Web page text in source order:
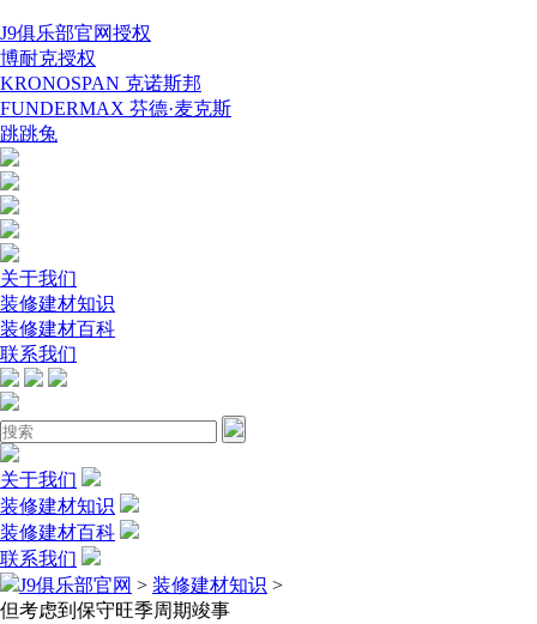
J9俱乐部官网授权
博耐克授权
KRONOSPAN 克诺斯邦
FUNDERMAX 芬德·麦克斯
跳跳兔
关于我们
装修建材知识
装修建材百科
联系我们
关于我们
装修建材知识
装修建材百科
联系我们
J9俱乐部官网 > 装修建材知识 >
但考虑到保守旺季周期竣事